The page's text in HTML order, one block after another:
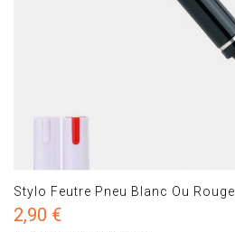
Stylo Feutre Pneu Blanc Ou Rouge
2,90 €